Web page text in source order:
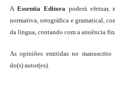
A Essentia Editora poderá efetuar,
normativa, ortográfica e gramatical,
da língua, contando com a anuência
As opiniões emitidas no manuscrito
do(s) autor(es).